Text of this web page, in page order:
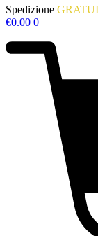
Spedizione
€0.00 0